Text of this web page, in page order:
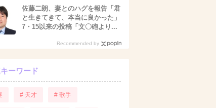
佐藤二朗、妻とのハグを報告「君
と生きてきて、本当に良かった」
7・15以来の投稿「文〇砲より...
Recommended by
ーワード
# 天才 # 歌手